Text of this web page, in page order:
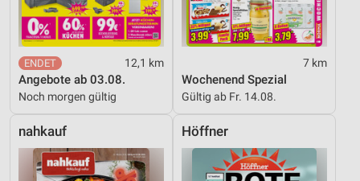
12,1 km
Angebote ab 03.08.
Noch morgen gültig
7 km
Wochenend Spezial
Gültig ab Fr. 14.08.
nahkauf Höffner